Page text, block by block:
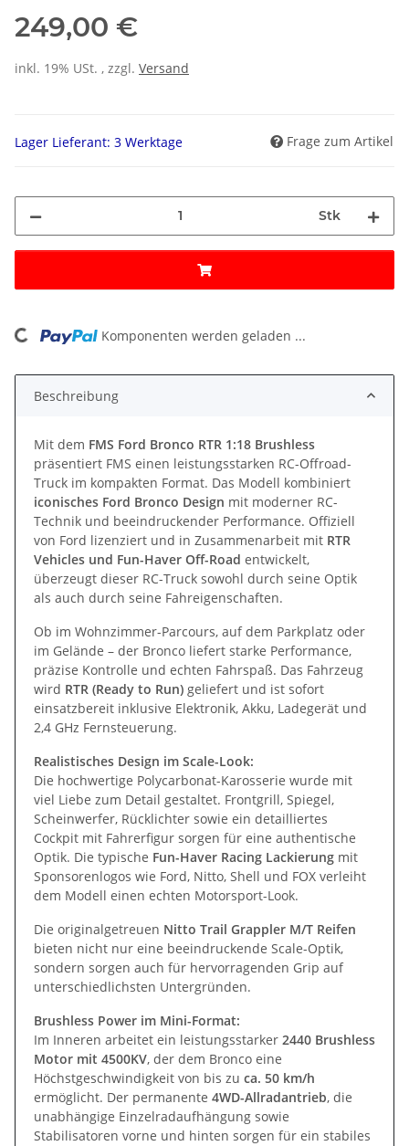
249,00 €
inkl. 19% USt. , zzgl. Versand
Lager Lieferant: 3 Werktage Frage zum Artikel
Stk
Komponenten werden geladen ...
Beschreibung
Mit dem FMS Ford Bronco RTR 1:18 Brushless
präsentiert FMS einen leistungsstarken RC-Offroad-
Truck im kompakten Format. Das Modell kombiniert
iconisches Ford Bronco Design mit moderner RC-
Technik und beeindruckender Performance. Offiziell
von Ford lizenziert und in Zusammenarbeit mit RTR
Vehicles und Fun-Haver Off-Road entwickelt,
überzeugt dieser RC-Truck sowohl durch seine Optik
als auch durch seine Fahreigenschaften.
Ob im Wohnzimmer-Parcours, auf dem Parkplatz oder
im Gelände – der Bronco liefert starke Performance,
präzise Kontrolle und echten Fahrspaß. Das Fahrzeug
wird RTR (Ready to Run) geliefert und ist sofort
einsatzbereit inklusive Elektronik, Akku, Ladegerät und
2,4 GHz Fernsteuerung.
Realistisches Design im Scale-Look:
Die hochwertige Polycarbonat-Karosserie wurde mit
viel Liebe zum Detail gestaltet. Frontgrill, Spiegel,
Scheinwerfer, Rücklichter sowie ein detailliertes
Cockpit mit Fahrerfigur sorgen für eine authentische
Optik. Die typische Fun-Haver Racing Lackierung mit
Sponsorenlogos wie Ford, Nitto, Shell und FOX verleiht
dem Modell einen echten Motorsport-Look.
Die originalgetreuen Nitto Trail Grappler M/T Reifen
bieten nicht nur eine beeindruckende Scale-Optik,
sondern sorgen auch für hervorragenden Grip auf
unterschiedlichsten Untergründen.
Brushless Power im Mini-Format:
Im Inneren arbeitet ein leistungsstarker 2440 Brushless
Motor mit 4500KV, der dem Bronco eine
Höchstgeschwindigkeit von bis zu ca. 50 km/h
ermöglicht. Der permanente 4WD-Allradantrieb, die
unabhängige Einzelradaufhängung sowie
Stabilisatoren vorne und hinten sorgen für ein stabiles